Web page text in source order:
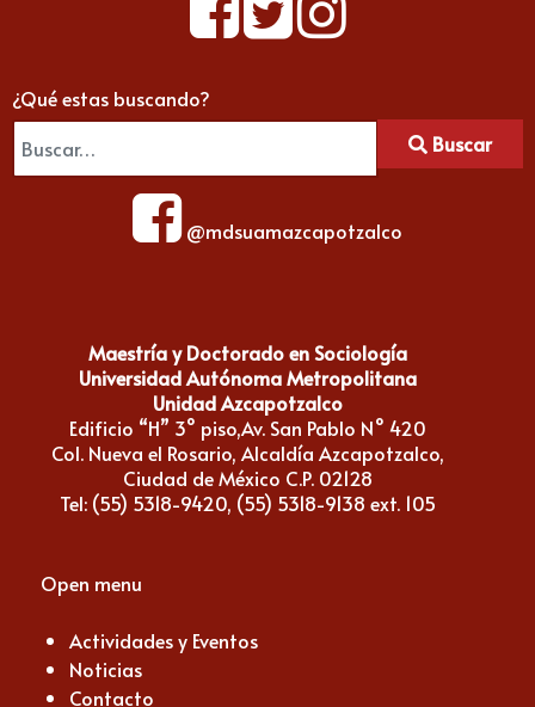
¿Qué estas buscando?
Buscar
@mdsuamazcapotzalco
Maestría y Doctorado en Sociología
Universidad Autónoma Metropolitana
Unidad Azcapotzalco
Edificio “H” 3° piso,Av. San Pablo N° 420
Col. Nueva el Rosario, Alcaldía Azcapotzalco,
Ciudad de México C.P. 02128
Tel: (55) 5318-9420, (55) 5318-9138 ext. 105
Open menu
Actividades y Eventos
Noticias
Contacto